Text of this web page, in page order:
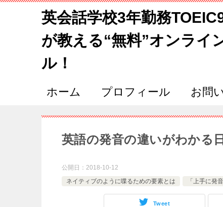
英会話学校3年勤務
が教える“無料”オンライ
ル！
ホーム プロフィール お問
英語の発音の違いがわかる
公開日： 2018-10-12
ネイティブのように喋るための要素とは
「上手に発
Tweet